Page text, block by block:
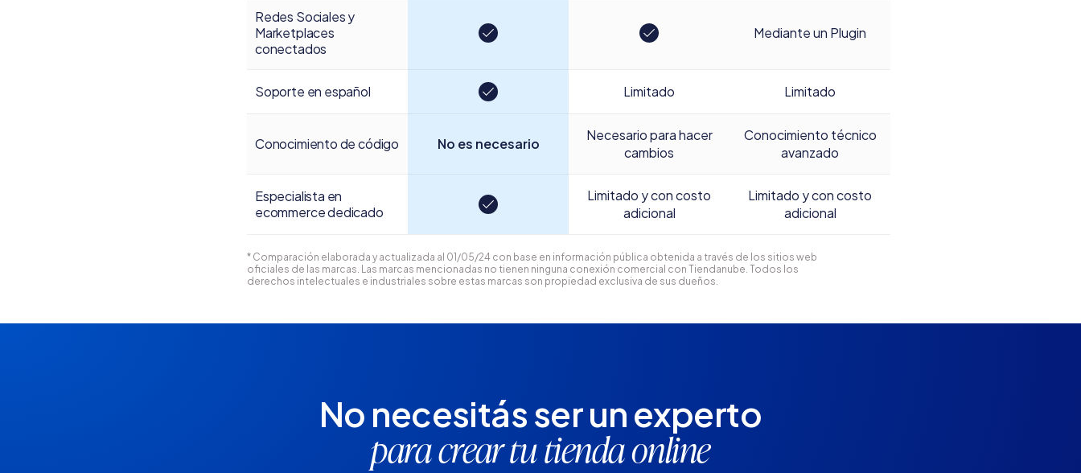
Redes Sociales y
Marketplaces
conectados
Mediante un Plugin
Soporte en español Limitado Limitado
Conocimiento de código No es necesario
Necesario para hacer
cambios
Conocimiento técnico
avanzado
Especialista en
ecommerce dedicado
Limitado y con costo
adicional
Limitado y con costo
adicional
* Comparación elaborada y actualizada al 01/05/24 con base en información pública obtenida a través de los sitios web
oficiales de las marcas. Las marcas mencionadas no tienen ninguna conexión comercial con Tiendanube. Todos los
derechos intelectuales e industriales sobre estas marcas son propiedad exclusiva de sus dueños.
No necesitás ser un experto
para crear tu tienda online